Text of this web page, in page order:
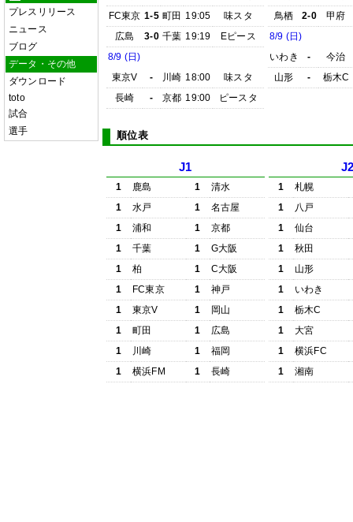
プレスリリース
ニュース
ブログ
データ・その他
ダウンロード
toto
試合
選手
FC東京 1-5 町田 19:05
味スタ
広島
3-0 千葉 19:19
Eピース
8/9 (日)
東京V
- 川崎 18:00
味スタ
長崎
- 京都 19:00 ピースタ
鳥栖
2-0
甲府
8/9 (日)
いわき
-
今治
山形
- 栃木C
順位表
J1
1 鹿島 1
清水
1
水戸 1
名古屋
1
浦和 1
京都
1
千葉 1
G大阪
1
柏 1
C大阪
1
FC東京 1
神戸
1
東京V 1
岡山
1
町田 1
広島
1
川崎 1
福岡
1
横浜FM 1 長崎
1
札幌
1
八戸
1
仙台
1
秋田
1
山形
1
いわき
1
栃木C
1
大宮
1
横浜FC
1
湘南